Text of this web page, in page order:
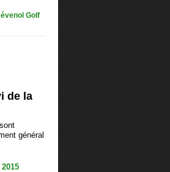
Golf
de la
général